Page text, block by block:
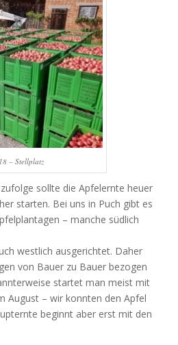
– Stellplatz
sollte die Apfelernte heuer
starten. Bei uns in Puch gibt es
– manche südlich
westlich ausgerichtet. Daher
von Bauer zu Bauer bezogen
startet man meist mit
August – wir konnten den Apfel
beginnt aber erst mit den